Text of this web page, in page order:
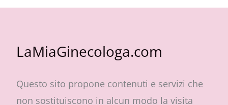
LaMiaGinecologa.com
Questo sito propone contenuti e servizi che
non sostituiscono in alcun modo la visita